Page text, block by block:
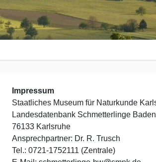
Impressum
Staatliches Museum für Naturkunde
Landesdatenbank Schmetterlinge
76133 Karlsruhe
Ansprechpartner: Dr. R. Trusch
Tel.: 0721-1752111 (Zentrale)